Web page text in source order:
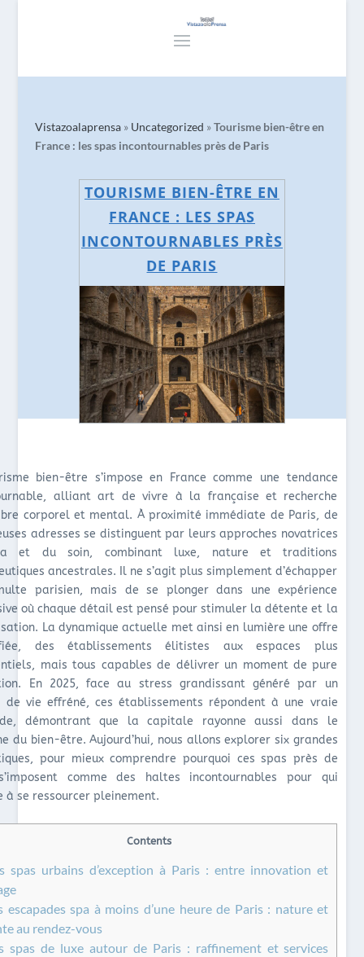
Vistazoalaprensa» Uncategorized »Tourisme bien-être en
France : les spas incontournables près de Paris
TOURISME BIEN-ÊTRE EN
FRANCE : LES SPAS
INCONTOURNABLES PRÈS
DE PARIS
bien-être s’impose en France comme une tendance
alliant art de vivre à la française et recherche
corporel et mental. À proximité immédiate de Paris, de
adresses se distinguent par leurs approches novatrices
et du soin, combinant luxe, nature et traditions
ancestrales. Il ne s’agit plus simplement d’échapper
parisien, mais de se plonger dans une expérience
où chaque détail est pensé pour stimuler la détente et la
La dynamique actuelle met ainsi en lumière une offre
des établissements élitistes aux espaces plus
mais tous capables de délivrer un moment de pure
En 2025, face au stress grandissant généré par un
de vie effréné, ces établissements répondent à une vraie
démontrant que la capitale rayonne aussi dans le
du bien-être. Aujourd’hui, nous allons explorer six grandes
pour mieux comprendre pourquoi ces spas près de
comme des haltes incontournables pour qui
à se ressourcer pleinement.
Contents
spas urbains d’exception à Paris : entre innovation et
escapades spa à moins d’une heure de Paris : nature et
au rendez-vous
spas de luxe autour de Paris : raffinement et services